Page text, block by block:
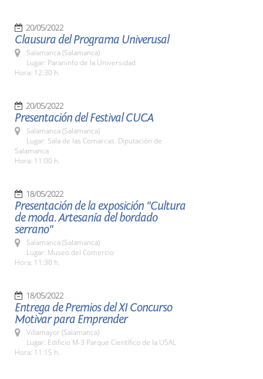
20/05/2022
Clausura del Programa Univerusal
Salamanca (Salamanca)
Lugar: Paraninfo de la Universidad
Hora: 12:30 h.
20/05/2022
Presentación del Festival CUCA
Salamanca (Salamanca)
Lugar: Sala de las Comarcas. Diputación de
Salamanca
Hora: 11:00 h.
18/05/2022
Presentación de la exposición "Cultura
de moda. Artesanía del bordado
serrano"
Salamanca (Salamanca)
Lugar: Museo del Comercio
Hora: 11:30 h.
18/05/2022
Entrega de Premios del XI Concurso
Motivar para Emprender
Villamayor (Salamanca)
Lugar: Edificio M-3 Parque Científico de la USAL
Hora: 11:15 h.